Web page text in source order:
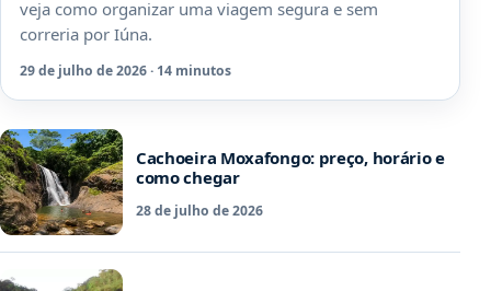
veja como organizar uma viagem segura e sem
correria por Iúna.
29 de julho de 2026 · 14 minutos
Cachoeira Moxafongo: preço, horário e
como chegar
28 de julho de 2026